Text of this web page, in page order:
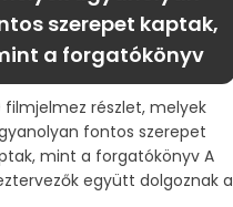
szerepet kaptak,
a forgatókönyv
filmjelmez részlet, melyek
fontos szerepet
mint a forgatókönyv A
együtt dolgoznak a